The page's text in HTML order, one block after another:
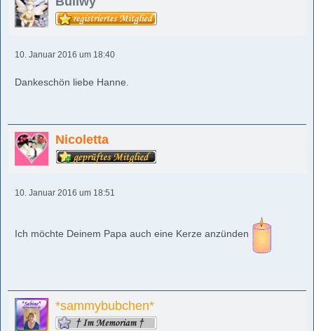
10. Januar 2016 um 18:40
Dankeschön liebe Hanne.
Nicoletta
10. Januar 2016 um 18:51
Ich möchte Deinem Papa auch eine Kerze anzünden
*sammybubchen*